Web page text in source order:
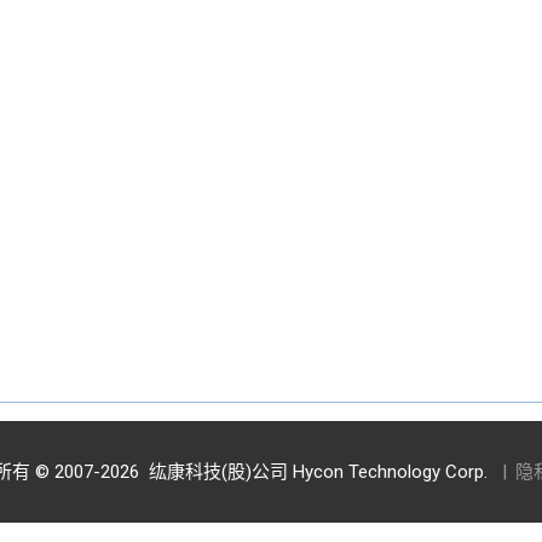
有 © 2007-2026 纮康科技(股)公司 Hycon Technology Corp. | 隐